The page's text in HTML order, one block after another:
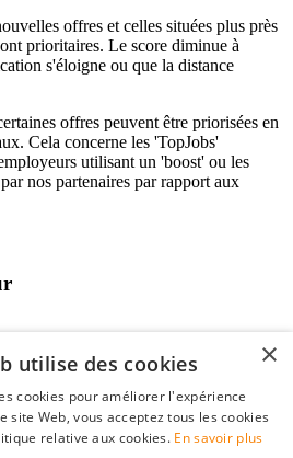
offres et celles situées plus près
prioritaires. Le score diminue à
s'éloigne ou que la distance
offres peuvent être priorisées en
Cela concerne les 'TopJobs'
utilisant un 'boost' ou les
nos partenaires par rapport aux
×
utilise des cookies
cookies pour améliorer l'expérience
site Web, vous acceptez tous les cookies
relative aux cookies. En savoir plus